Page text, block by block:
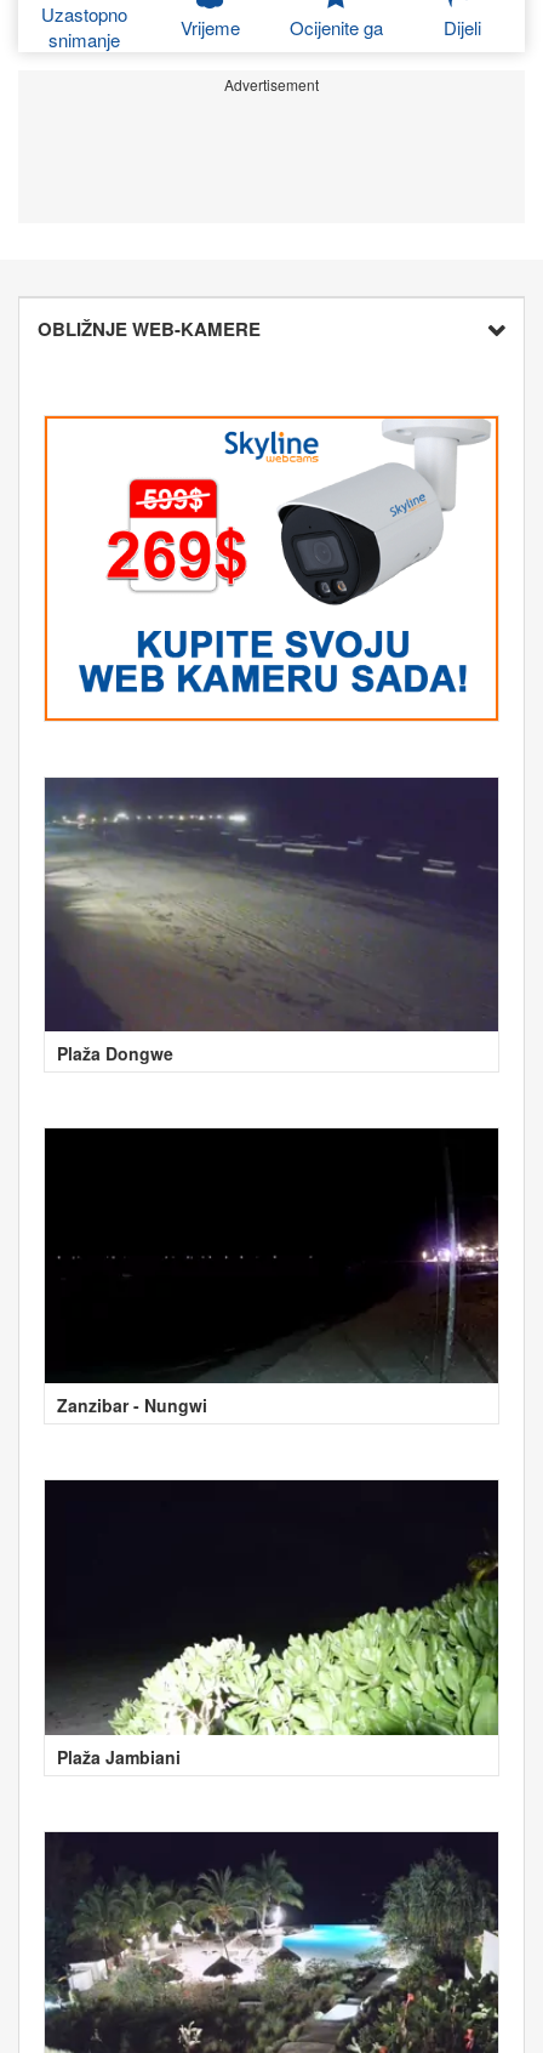
Uzastopno
snimanje
Vrijeme Ocijenite ga Dijeli
Advertisement
OBLIŽNJE WEB-KAMERE
Plaža Dongwe
Zanzibar - Nungwi
Plaža Jambiani